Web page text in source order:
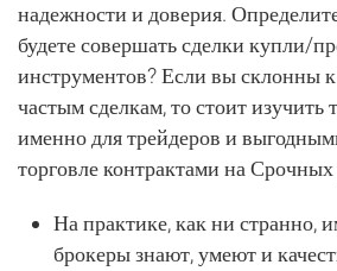
надежности и доверия.
будете совершать сделки купли/
инструментов? Если вы склонны
частым сделкам, то стоит изучить
именно для трейдеров и
торговле контрактами на
На практике, как ни странно,
брокеры знают, умеют и